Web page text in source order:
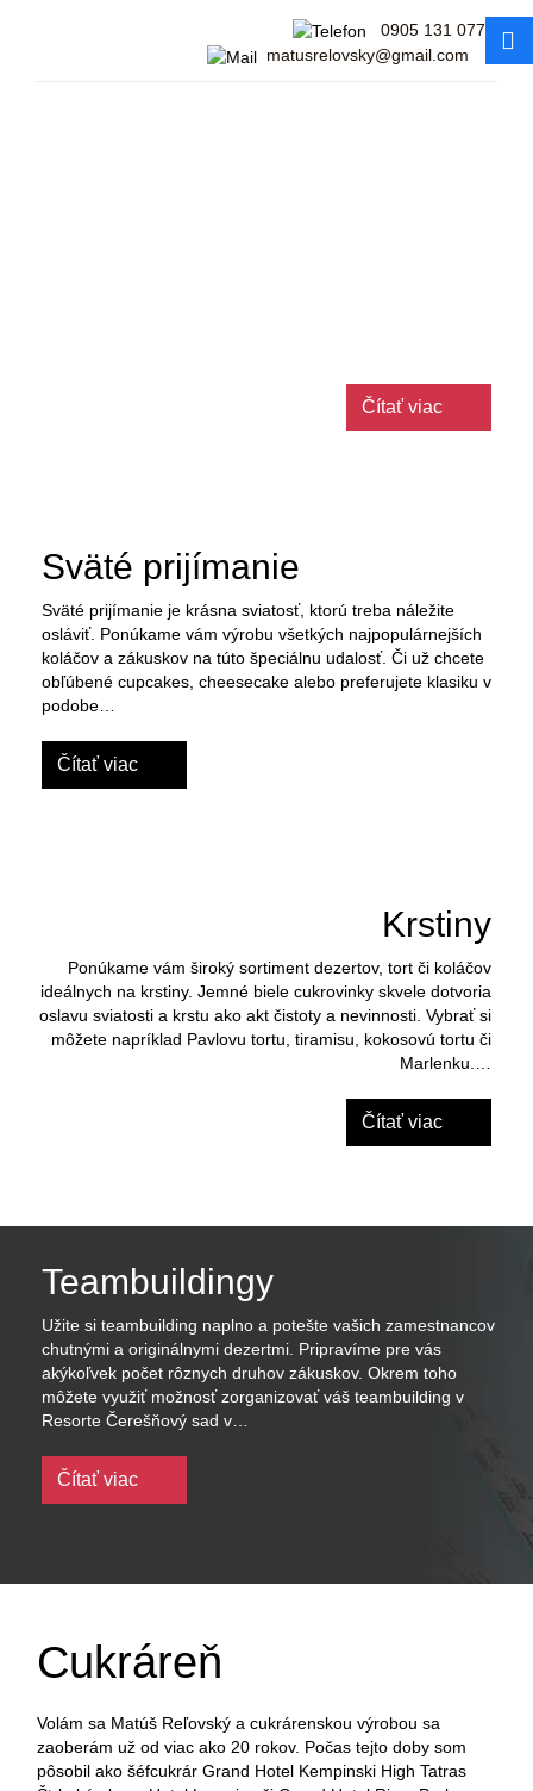
0905 131 077
matusrelovsky@gmail.com
Čítať viac
Sväté prijímanie
Sväté prijímanie je krásna sviatosť, ktorú treba náležite
osláviť. Ponúkame vám výrobu všetkých najpopulárnejších
koláčov a zákuskov na túto špeciálnu udalosť. Či už chcete
obľúbené cupcakes, cheesecake alebo preferujete klasiku v
podobe…
Čítať viac
Krstiny
Ponúkame vám široký sortiment dezertov, tort či koláčov
ideálnych na krstiny. Jemné biele cukrovinky skvele dotvoria
oslavu sviatosti a krstu ako akt čistoty a nevinnosti. Vybrať si
môžete napríklad Pavlovu tortu, tiramisu, kokosovú tortu či
Marlenku.…
Čítať viac
Teambuildingy
Užite si teambuilding naplno a potešte vašich zamestnancov
chutnými a originálnymi dezertmi. Pripravíme pre vás
akýkoľvek počet rôznych druhov zákuskov. Okrem toho
môžete využiť možnosť zorganizovať váš teambuilding v
Resorte Čerešňový sad v…
Čítať viac
Cukráreň
Volám sa Matúš Reľovský a cukrárenskou výrobou sa
zaoberám už od viac ako 20 rokov. Počas tejto doby som
pôsobil ako šéfcukrár Grand Hotel Kempinski High Tatras